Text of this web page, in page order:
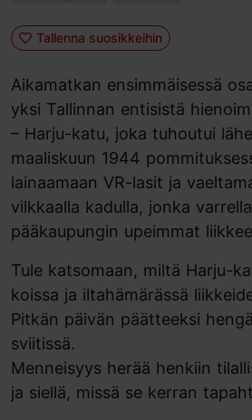
Tallenna suosikkeihin
Aikamatkan ensimmäisessä
yksi Tallinnan entisistä
– Harju-katu, joka tuhoutui
maaliskuun 1944
lainaamaan VR-lasit ja
vilkkaalla kadulla, jonka
pääkaupungin upeimmat
Tule katsomaan, miltä Harju-
koissa ja iltahämärässä
Pitkän päivän päätteeksi
sviitissä.
Menneisyys herää henkiin
ja siellä, missä se kerran